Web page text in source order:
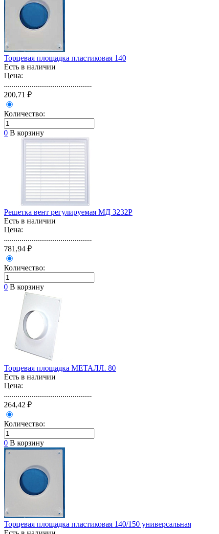
Торцевая площадка пластиковая 140
Есть в наличии
Цена:
.............................................
200,71 ₽
Количество:
0 В корзину
Решетка вент регулируемая МД 3232Р
Есть в наличии
Цена:
.............................................
781,94 ₽
Количество:
0 В корзину
Торцевая площадка МЕТАЛЛ. 80
Есть в наличии
Цена:
.............................................
264,42 ₽
Количество:
0 В корзину
Торцевая площадка пластиковая 140/150 универсальная